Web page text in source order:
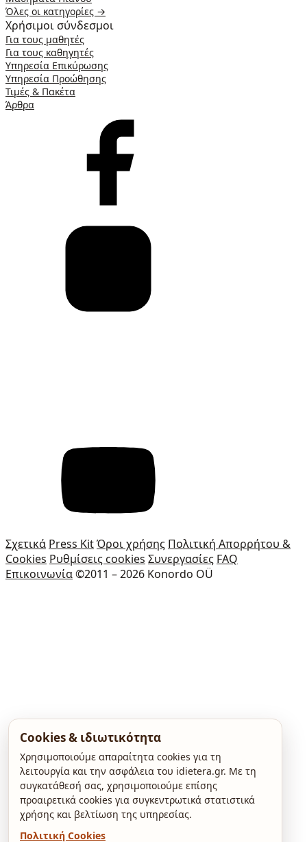
Όλες οι κατηγορίες →
Χρήσιμοι σύνδεσμοι
Για τους μαθητές
Για τους καθηγητές
Υπηρεσία Επικύρωσης
Υπηρεσία Προώθησης
Τιμές & Πακέτα
Άρθρα
Σχετικά Press KitΌροι χρήσης Πολιτική Απορρήτου &
Cookies Ρυθμίσεις cookies Συνεργασίες FAQ
Επικοινωνία©2011 – 2026 Konordo OÜ
Cookies & ιδιωτικότητα
Χρησιμοποιούμε απαραίτητα cookies για τη
λειτουργία και την ασφάλεια του idietera.gr. Με τη
συγκατάθεσή σας, χρησιμοποιούμε επίσης
προαιρετικά cookies για συγκεντρωτικά στατιστικά
χρήσης και βελτίωση της υπηρεσίας.
Πολιτική Cookies